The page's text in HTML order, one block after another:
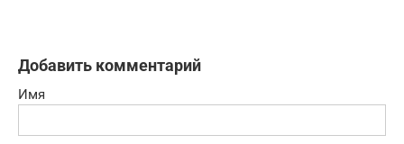
Добавить комментарий
Имя